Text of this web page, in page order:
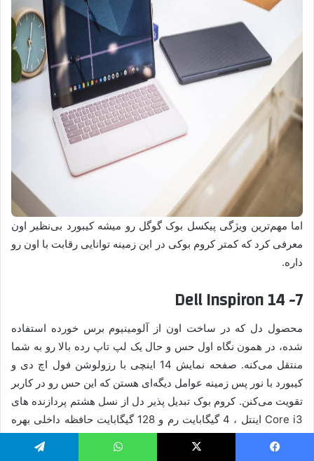
اما مهم‌ترین ویژگی پیکسل بوک گوگل رو میشه کیبورد بی‌نظیر اون
معرفی کرد که کمتر کروم بوکی در این زمینه توانایی رقابت با اون رو
داره.
7- Dell Inspiron 14
محصول دل که در ساخت اون از آلومینیوم برس خورده استفاده
شده، در همون نگاه اول حس و حال یک لپ تاپ رده بالا رو به شما
منتقل می‌کنه. صفحه نمایش 14 اینچی با رزولوشن فول اچ دی و
کیبورد با نور پس زمینه عوامل دیگه‌ای هستن که این حس رو در کاربر
تقویت می‌کنن. کروم بوک تبدیل پذیر دل از نسل هشتم پردازنده های
Core i3 اینتل ، 4 گیگابایت رم و 128 گیگابایت حافظه داخلی بهره
دسته به حساب آورد.